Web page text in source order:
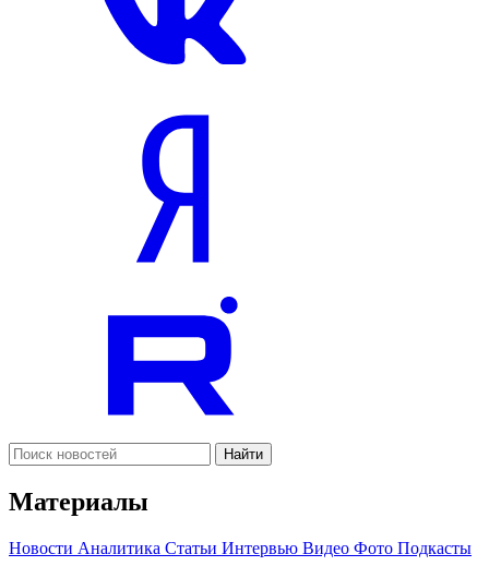
Найти
Материалы
Новости Аналитика Статьи Интервью Видео Фото Подкасты